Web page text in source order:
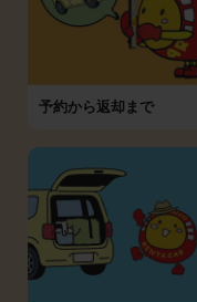
予約から返却まで